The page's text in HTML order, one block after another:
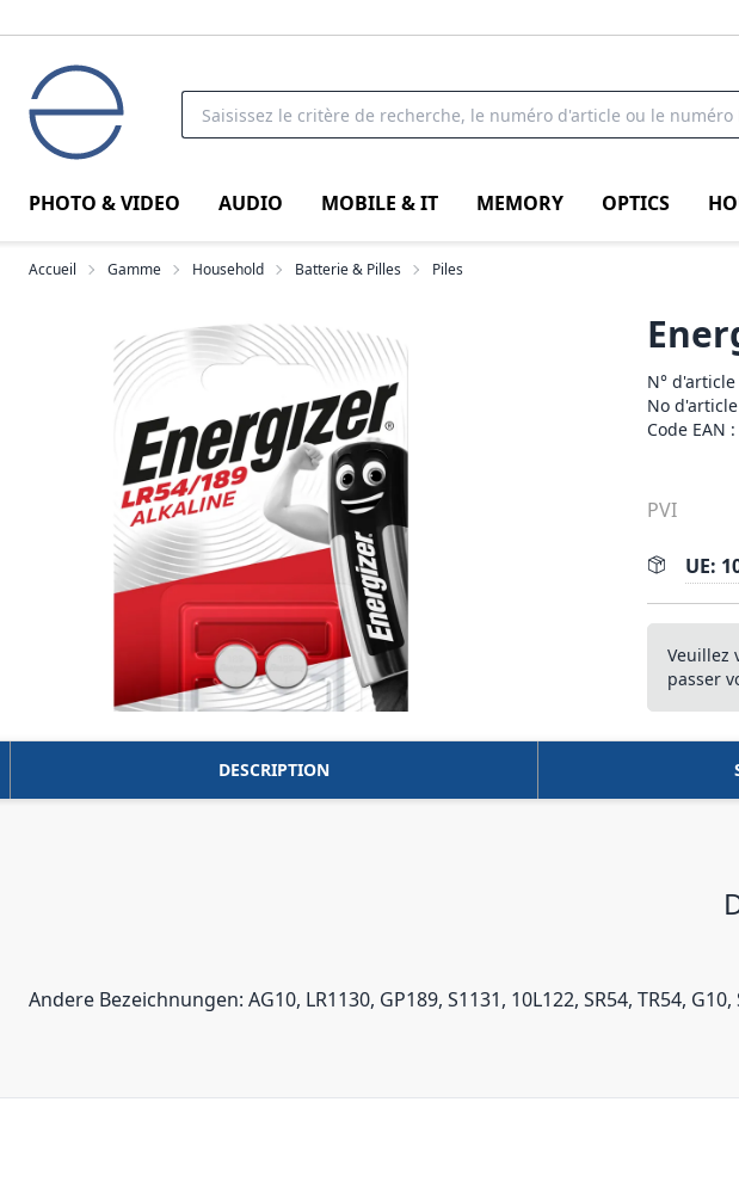
PHOTO & VIDEO AUDIO MOBILE & IT MEMORY OPTICS
Accueil Gamme Household Batterie & Pilles Piles
N° d'article
No
Code EAN :
PVI
UE:
Veuillez
passer
DESCRIPTION
Andere Bezeichnungen: AG10, LR1130, GP189, S1131, 10L122, SR54, TR54, G10,